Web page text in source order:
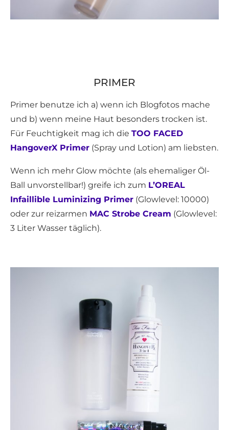
PRIMER
Primer benutze ich a) wenn ich Blogfotos mache
und b) wenn meine Haut besonders trocken ist.
Für Feuchtigkeit mag ich die TOO FACED
HangoverX Primer (Spray und Lotion) am liebsten.
Wenn ich mehr Glow möchte (als ehemaliger Öl-
Ball unvorstellbar!) greife ich zum L’OREAL
Infaillible Luminizing Primer (Glowlevel: 10000)
oder zur reizarmen MAC Strobe Cream (Glowlevel:
3 Liter Wasser täglich).